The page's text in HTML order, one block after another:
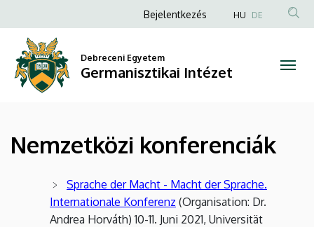
konferenciák
Germanisztikai
a
tartalomra
Anonim
fiók
menüje
Bejelentkezés HU DE
Debreceni Egyetem
Germanisztikai Intézet
Nemzetközi konferenciák
Sprache der Macht - Macht der Sprache.
Internationale Konferenz (Organisation: Dr.
Andrea Horváth) 10-11. Juni 2021, Universität